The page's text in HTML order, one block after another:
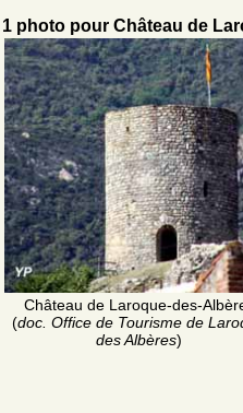
1 photo pour Château de
Château de Laroque-des-
(doc. Office de Tourisme de
des Albères)